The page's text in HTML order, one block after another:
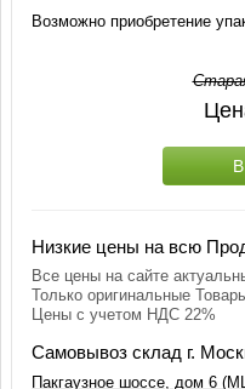
Возможно приобретение
Низкие цены на всю
Все цены на сайте
Только оригинальные
Цены с учетом НДС 22%
Самовывоз склад г.
Пакгаузное шоссе, дом 6